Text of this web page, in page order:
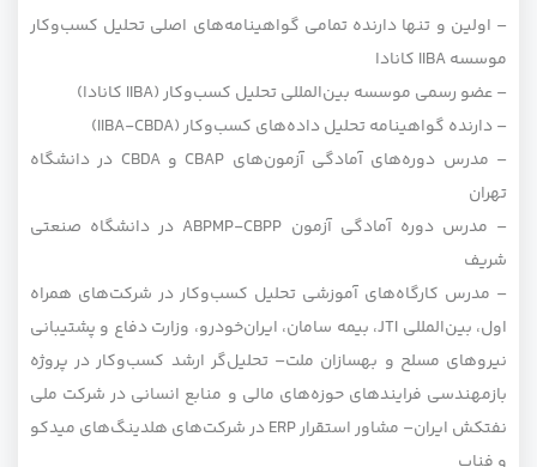
– اولین و تنها دارنده تمامی گواهینامه‌های اصلی تحلیل کسب‌وکار
موسسه IIBA کانادا
– عضو رسمی موسسه بین‌المللی تحلیل کسب‌وکار (IIBA کانادا)
– دارنده گواهینامه تحلیل داده‌های کسب‌وکار (IIBA-CBDA)
– مدرس دوره‌های آمادگی آزمون‌های CBAP و CBDA در دانشگاه
تهران
– مدرس دوره آمادگی آزمون ABPMP-CBPP در دانشگاه صنعتی
شریف
– مدرس کارگاه‌‌های آموزشی تحلیل کسب‌وکار در شرکت‌های همراه
اول، بین‌المللی JTI، بیمه سامان، ایران‌خودرو، وزارت دفاع و پشتیبانی
نیروهای مسلح و بهسازان ملت– تحلیل‌گر ارشد کسب‌وکار در پروژه
بازمهندسی فرایندهای حوزه‌های مالی و منابع انسانی در شرکت ملی
نفتکش ایران
– مشاور استقرار ERP در شرکت‌های هلدینگ‌های میدکو